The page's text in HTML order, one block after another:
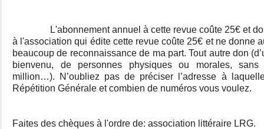
L'abonnement annuel à cette revue coûte 25€ et
à l'association qui édite cette revue coûte 25€ et ne donne
beaucoup de reconnaissance de ma part. Tout autre don
bienvenu, de personnes physiques ou morales, sans
million…). N’oubliez pas de préciser l’adresse à
Répétition Générale et combien de numéros vous voulez.
Faites des chèques à l'ordre de: association littéraire LRG.